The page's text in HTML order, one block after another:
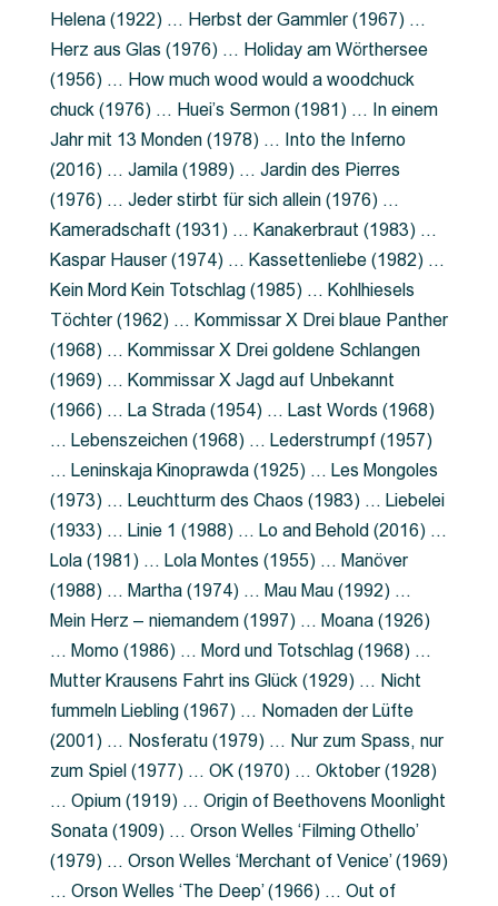
Helena (1922) … Herbst der Gammler (1967) …
Herz aus Glas (1976) … Holiday am Wörthersee
(1956) … How much wood would a woodchuck
chuck (1976) … Huei’s Sermon (1981) … In einem
Jahr mit 13 Monden (1978) … Into the Inferno
(2016) … Jamila (1989) … Jardin des Pierres
(1976) … Jeder stirbt für sich allein (1976) …
Kameradschaft (1931) … Kanakerbraut (1983) …
Kaspar Hauser (1974) … Kassettenliebe (1982) …
Kein Mord Kein Totschlag (1985) … Kohlhiesels
Töchter (1962) … Kommissar X Drei blaue Panther
(1968) … Kommissar X Drei goldene Schlangen
(1969) … Kommissar X Jagd auf Unbekannt
(1966) … La Strada (1954) … Last Words (1968)
… Lebenszeichen (1968) … Lederstrumpf (1957)
… Leninskaja Kinoprawda (1925) … Les Mongoles
(1973) … Leuchtturm des Chaos (1983) … Liebelei
(1933) … Linie 1 (1988) … Lo and Behold (2016) …
Lola (1981) … Lola Montes (1955) … Manöver
(1988) … Martha (1974) … Mau Mau (1992) …
Mein Herz – niemandem (1997) … Moana (1926)
… Momo (1986) … Mord und Totschlag (1968) …
Mutter Krausens Fahrt ins Glück (1929) … Nicht
fummeln Liebling (1967) … Nomaden der Lüfte
(2001) … Nosferatu (1979) … Nur zum Spass, nur
zum Spiel (1977) … OK (1970) … Oktober (1928)
… Opium (1919) … Origin of Beethovens Moonlight
Sonata (1909) … Orson Welles ‘Filming Othello’
(1979) … Orson Welles ‘Merchant of Venice’ (1969)
… Orson Welles ‘The Deep’ (1966) … Out of